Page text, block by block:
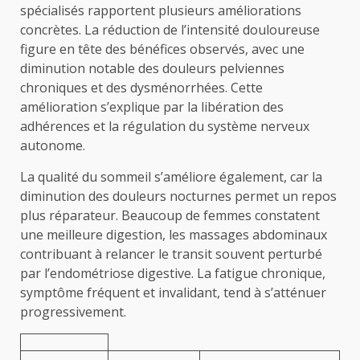
spécialisés rapportent plusieurs améliorations
concrètes. La réduction de l’intensité douloureuse
figure en tête des bénéfices observés, avec une
diminution notable des douleurs pelviennes
chroniques et des dysménorrhées. Cette
amélioration s’explique par la libération des
adhérences et la régulation du système nerveux
autonome.
La qualité du sommeil s’améliore également, car la
diminution des douleurs nocturnes permet un repos
plus réparateur. Beaucoup de femmes constatent
une meilleure digestion, les massages abdominaux
contribuant à relancer le transit souvent perturbé
par l’endométriose digestive. La fatigue chronique,
symptôme fréquent et invalidant, tend à s’atténuer
progressivement.